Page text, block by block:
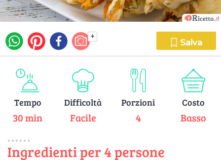
+
Salva
Tempo
30 min
Difficoltà
Facile
Porzioni
4
Costo
Basso
Ingredienti per 4 persone